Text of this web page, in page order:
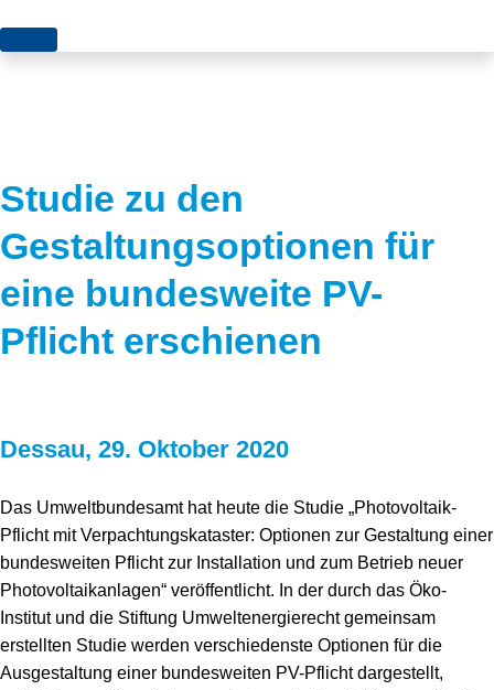
Themen
Flächen
Genehmigungen
Grundsatzfragen
Märkte
Sektorenkopplung
Speicher
Stromerzeugung
Wasserstoff
News
Blog
Karriere
Über uns
Team
Forschungsnetzwerk
Bibliothek
Infomaterial
Studie zu den
Gestaltungsoptionen für
eine bundesweite PV-
Pflicht erschienen
Dessau, 29. Oktober 2020
Das Umweltbundesamt hat heute die Studie „Photovoltaik-
Pflicht mit Verpachtungskataster: Optionen zur Gestaltung einer
bundesweiten Pflicht zur Installation und zum Betrieb neuer
Photovoltaikanlagen“ veröffentlicht. In der durch das Öko-
Institut und die Stiftung Umweltenergierecht gemeinsam
erstellten Studie werden verschiedenste Optionen für die
Ausgestaltung einer bundesweiten PV-Pflicht dargestellt,